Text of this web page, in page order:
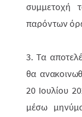
συμμετοχή
παρόντων
3.Τα
θα
20 Ιουλίου
μέσω